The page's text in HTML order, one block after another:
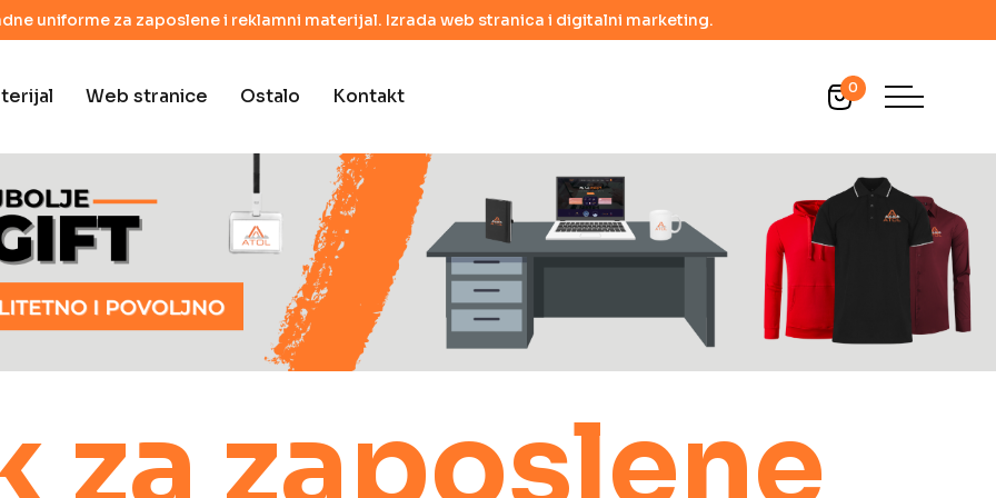
uniforme za zaposlene i reklamni materijal. Izrada web stranica i digitalni marketing.
Web stranice Ostalo Kontakt 0
za zaposlene